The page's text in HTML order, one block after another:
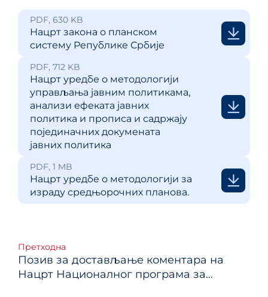
PDF, 630 KB
Нацрт закона о планском
систему Републике Србије
PDF, 712 KB
Нацрт уредбе о методологији
управљањa јавним политикама,
анализи ефеката јавних
политика и прописа и садржају
појединачних докумената
јавних политика
PDF, 1 MB
Нацрт уредбе о методологији за
израду средњорочних планова.
Кретање
чланка
Претходна
Позив за достављање коментара на
Нацрт Националног програма за